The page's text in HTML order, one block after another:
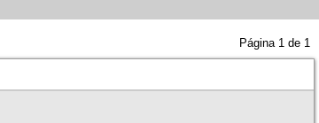
Página 1 de 1